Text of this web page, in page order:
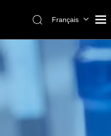
Français
Pусский